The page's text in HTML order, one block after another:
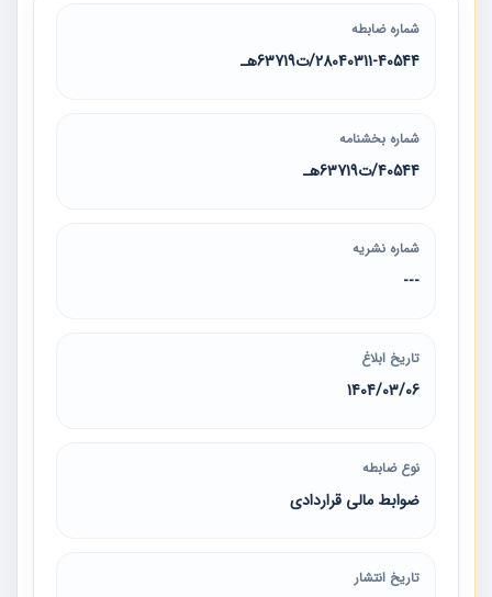
شماره ضابطه
28040311-40544/ت63719هـ
شماره بخشنامه
40544/ت63719هـ
شماره نشریه
---
تاریخ ابلاغ
1404/03/06
نوع ضابطه
ضوابط مالی قراردادی
تاریخ انتشار